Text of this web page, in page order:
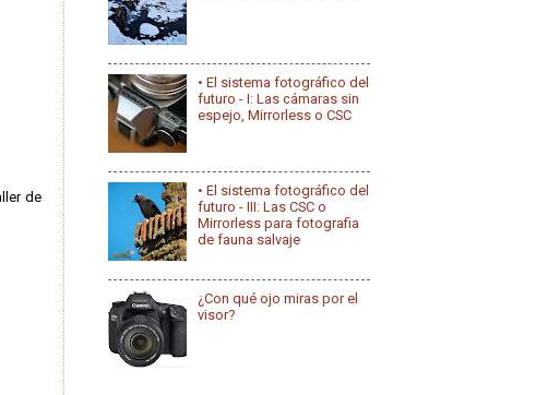
de
• El sistema fotográfico del
futuro - I: Las cámaras sin
espejo, Mirrorless o CSC
• El sistema fotográfico del
futuro - III: Las CSC o
Mirrorless para fotografia
de fauna salvaje
¿Con qué ojo miras por el
visor?